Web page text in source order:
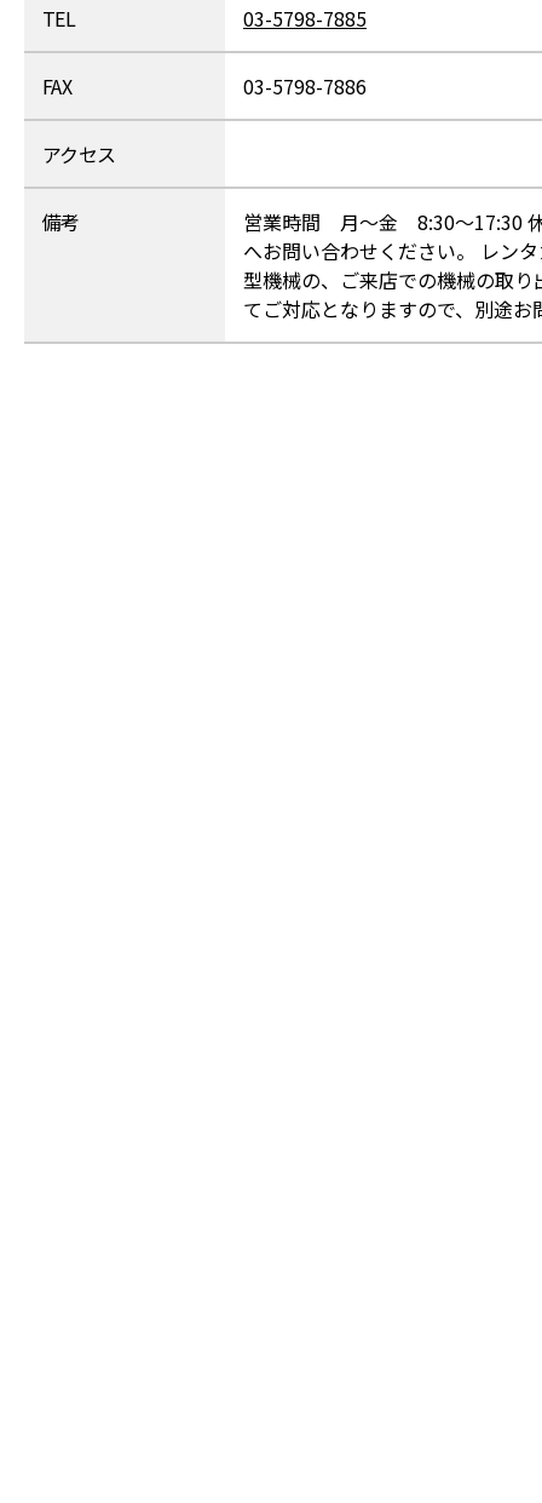
TEL 03-5798-7885
FAX 03-5798-7886
アクセス
備考
営業時間 月～金 8:30～
へお問い合わせください。 レン
型機械の、ご来店での機械の取
てご対応となりますので、別途